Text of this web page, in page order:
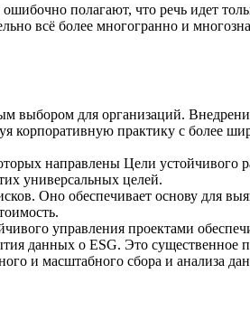
полагают, что речь идет
всё более многогранно и
выбором для организаций.
корпоративную практику с более
направлены Цели устойчивого
универсальных целей.
Оно обеспечивает основу для
управления проектами
данных о ESG. Это
и масштабного сбора и анализа